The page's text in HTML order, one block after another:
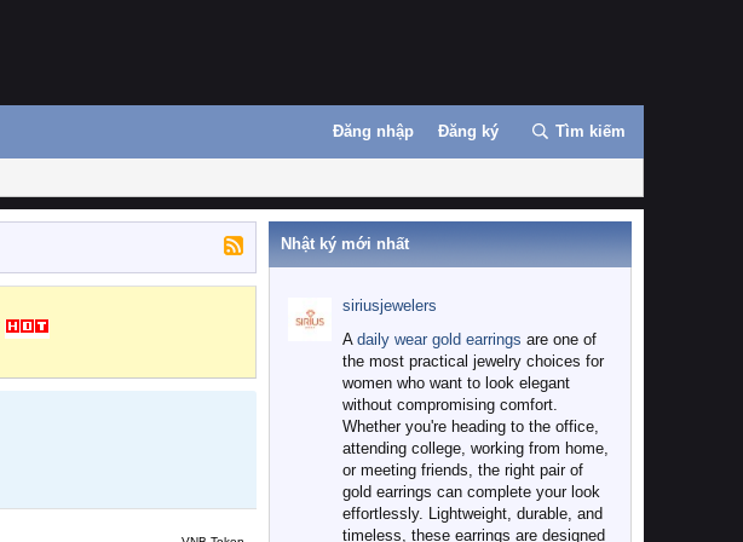
Đăng nhập Đăng ký Tìm kiếm
Nhật ký mới nhất
siriusjewelers
A daily wear gold earrings are one of
the most practical jewelry choices for
women who want to look elegant
without compromising comfort.
Whether you're heading to the office,
attending college, working from home,
or meeting friends, the right pair of
gold earrings can complete your look
effortlessly. Lightweight, durable, and
timeless, these earrings are designed